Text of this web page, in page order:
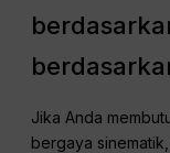
Jika Anda
bergaya